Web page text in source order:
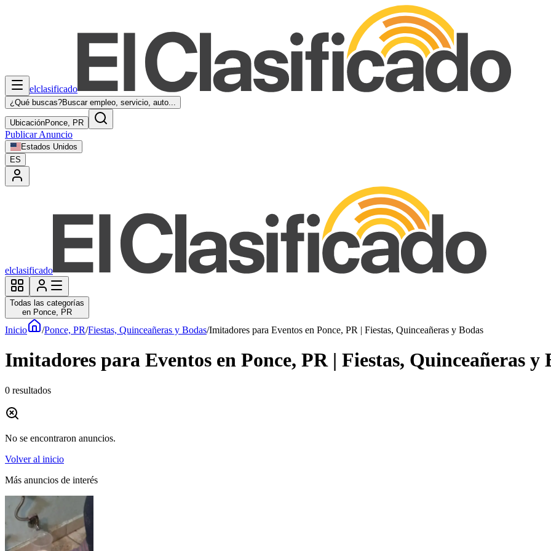
elclasificado
¿Qué buscas?Buscar empleo, servicio, auto...
UbicaciónPonce, PR
Publicar Anuncio
Estados Unidos
ES
elclasificado
Todas las categorías
en Ponce, PR
Inicio /Ponce, PR/Fiestas, Quinceañeras y Bodas/Imitadores para Eventos en Ponce, PR | Fiestas, Quinceañeras y Bodas
Imitadores para Eventos en Ponce, PR | Fiestas, Quinceañeras y
0 resultados
No se encontraron anuncios.
Volver al inicio
Más anuncios de interés